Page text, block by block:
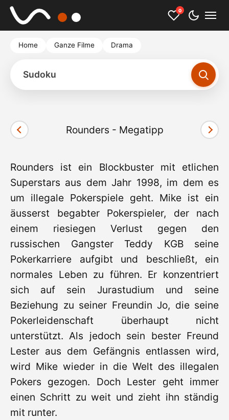
0
Home Ganze Filme Drama
Cookies akzeptieren und Video starten
Rounders - Megatipp
Rounders ist ein Blockbuster mit etlichen
Superstars aus dem Jahr 1998, im dem es
um illegale Pokerspiele geht. Mike ist ein
äusserst begabter Pokerspieler, der nach
einem riesiegen Verlust gegen den
russischen Gangster Teddy KGB seine
Pokerkarriere aufgibt und beschließt, ein
normales Leben zu führen. Er konzentriert
sich auf sein Jurastudium und seine
Beziehung zu seiner Freundin Jo, die seine
Pokerleidenschaft überhaupt nicht
unterstützt. Als jedoch sein bester Freund
Lester aus dem Gefängnis entlassen wird,
wird Mike wieder in die Welt des illegalen
Pokers gezogen. Doch Lester geht immer
einen Schritt zu weit und zieht ihn ständig
mit runter.